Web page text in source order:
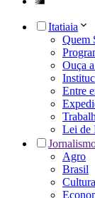
Itatiaia
Quem
Ouça
Entre
Lei de
Agro
Brasil